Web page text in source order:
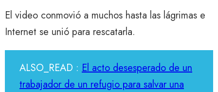
El video conmovió a muchos hasta las lágrimas e
Internet se unió para rescatarla.
ALSO_READ : El acto desesperado de un
trabajador de un refugio para salvar una